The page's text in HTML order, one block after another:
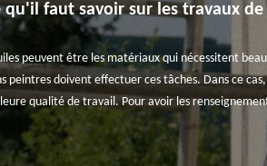
qu'il faut savoir sur les travaux
peuvent être les matériaux qui nécessitent
peintres doivent effectuer ces tâches. Dans ce
qualité de travail. Pour avoir les